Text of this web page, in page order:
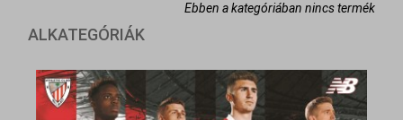
Ebben a kategóriában nincs termék
ALKATEGÓRIÁK